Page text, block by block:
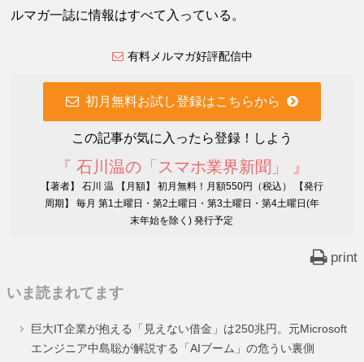
ルマガ一誌に情報はすべて入っている。
有料メルマガ好評配信中
初月無料お試し登録はこちらから
この記事が気に入ったら登録！しよう
『 石川温の「スマホ業界新聞」 』
【著者】 石川 温 【月額】 初月無料！月額550円（税込） 【発行
周期】 毎月 第1土曜日・第2土曜日・第3土曜日・第4土曜日(年
末年始を除く) 発行予定
print
いま読まれてます
巨大IT企業が抱える「見えない借金」は250兆円。元Microsoft
エンジニア中島聡が解説する「AIブーム」の危うい裏側